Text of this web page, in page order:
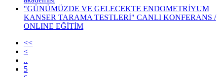
"GÜNÜMÜZDE VE GELECEKTE ENDOMETRİYUM
KANSER TARAMA TESTLERİ" CANLI KONFERANS /
ONLINE EĞİTİM
<<
<
..
5